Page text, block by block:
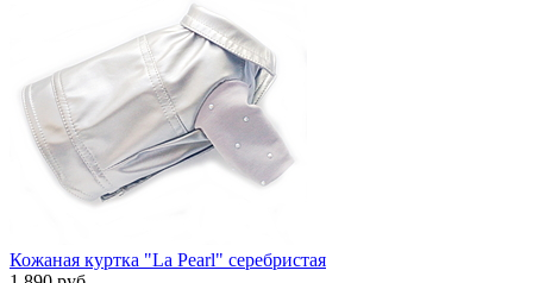
Кожаная куртка "La Pearl" серебристая